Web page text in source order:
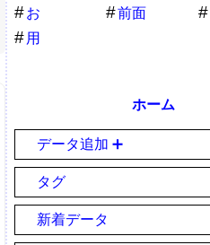
お
前面
用
ホーム
データ追加 ➕
タグ
新着データ